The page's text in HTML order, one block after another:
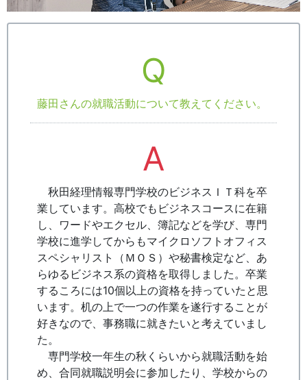
Q
藤田さんの就職活動について教えてください。
A
秋田経理情報専門学校のビジネスＩＴ科を卒
業しています。高校でもビジネスコースに在籍
し、ワードやエクセル、簿記などを学び、専門
学校に進学してからもマイクロソフトオフィス
スペシャリスト（ＭＯＳ）や秘書検定など、あ
らゆるビジネス系の資格を取得しました。卒業
するころには10個以上の資格を持っていたと思
います。机の上で一つの作業を遂行することが
好きなので、事務職に就きたいと考えていまし
た。
専門学校一年生の秋くらいから就職活動を始
め、合同就職説明会に参加したり、学校からの